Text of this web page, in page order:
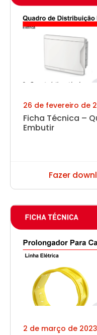
26 de fevereiro de
Ficha Técnica –
Embutir
Fazer
2 de março de 2023